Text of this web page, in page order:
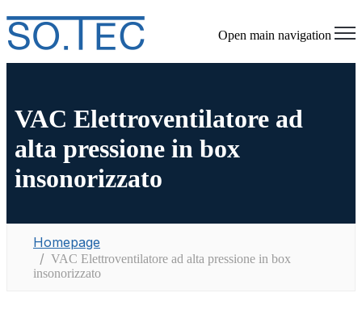
Open main navigation
VAC Elettroventilatore ad
alta pressione in box
insonorizzato
Homepage
VAC Elettroventilatore ad alta pressione in box
insonorizzato